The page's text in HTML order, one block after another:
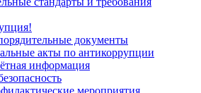
документы
акты по антикоррупции
информация
мероприятия